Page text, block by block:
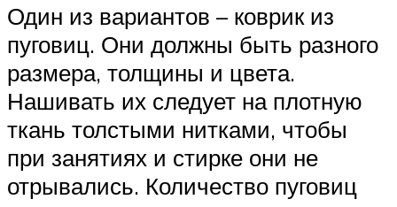
Один из вариантов – коврик из
пуговиц. Они должны быть разного
размера, толщины и цвета.
Нашивать их следует на плотную
ткань толстыми нитками, чтобы
при занятиях и стирке они не
отрывались. Количество пуговиц